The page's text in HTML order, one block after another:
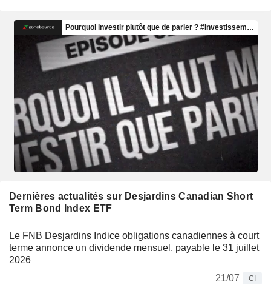
Dernières actualités sur Desjardins Canadian Short
Term Bond Index ETF
Le FNB Desjardins Indice obligations canadiennes à court
terme annonce un dividende mensuel, payable le 31 juillet
2026
21/07
CI